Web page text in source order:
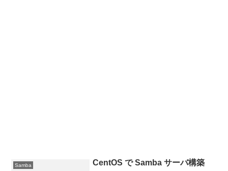
Samba CentOS で Samba サーバ構築